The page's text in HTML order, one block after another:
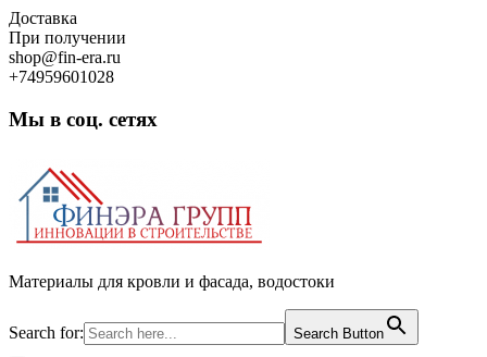
Skip
to
content
Доставка
При получении
shop@fin-era.ru
+74959601028
Мы в соц. сетях
Материалы для кровли и фасада, водостоки
Search for: Search Button